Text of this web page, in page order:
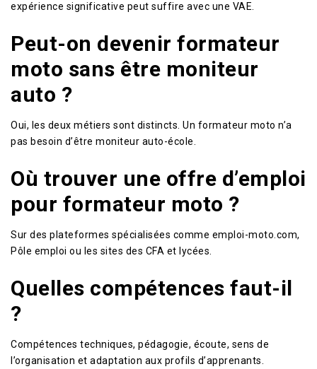
expérience significative peut suffire avec une VAE.
Peut-on devenir formateur
moto sans être moniteur
auto ?
Oui, les deux métiers sont distincts. Un formateur moto n’a
pas besoin d’être moniteur auto-école.
Où trouver une offre d’emploi
pour formateur moto ?
Sur des plateformes spécialisées comme emploi-moto.com,
Pôle emploi ou les sites des CFA et lycées.
Quelles compétences faut-il
?
Compétences techniques, pédagogie, écoute, sens de
l’organisation et adaptation aux profils d’apprenants.